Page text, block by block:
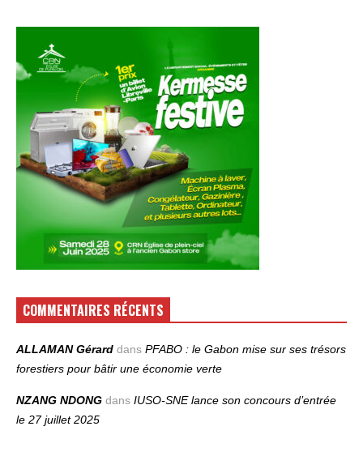
COMMENTAIRES RÉCENTS
ALLAMAN Gérard dans PFABO : le Gabon mise sur ses trésors
forestiers pour bâtir une économie verte
NZANG NDONG dans IUSO‑SNE lance son concours d’entrée
le 27 juillet 2025